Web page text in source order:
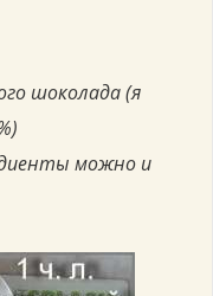
шоколада (я
можно и